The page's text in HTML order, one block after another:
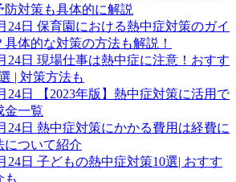
対策も具体的に解説
24日 保育園における熱中症対策のガイ
具体的な対策の方法も解説！
24日 現場仕事は熱中症に注意！おすす
| 対策方法も
24日
【2023年版】熱中症対策に活用で
金一覧
24日 熱中症対策にかかる費用は経費に
について紹介
24日 子どもの熱中症対策10選| おすす
も